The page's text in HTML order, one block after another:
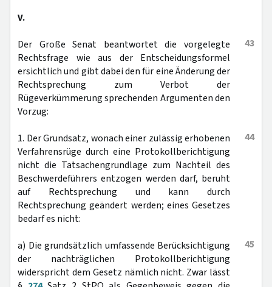
V.
43
Der Große Senat beantwortet die vorgelegte
Rechtsfrage wie aus der Entscheidungsformel
ersichtlich und gibt dabei den für eine Änderung der
Rechtsprechung zum Verbot der
Rügeverkümmerung sprechenden Argumenten den
Vorzug:
44
1. Der Grundsatz, wonach einer zulässig erhobenen
Verfahrensrüge durch eine Protokollberichtigung
nicht die Tatsachengrundlage zum Nachteil des
Beschwerdeführers entzogen werden darf, beruht
auf Rechtsprechung und kann durch
Rechtsprechung geändert werden; eines Gesetzes
bedarf es nicht:
45
a) Die grundsätzlich umfassende Berücksichtigung
der nachträglichen Protokollberichtigung
widerspricht dem Gesetz nämlich nicht. Zwar lässt